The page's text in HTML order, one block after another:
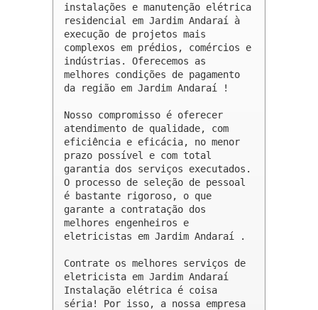
instalações e manutenção elétrica
residencial em Jardim Andaraí à
execução de projetos mais
complexos em prédios, comércios e
indústrias. Oferecemos as
melhores condições de pagamento
da região em Jardim Andaraí !
Nosso compromisso é oferecer
atendimento de qualidade, com
eficiência e eficácia, no menor
prazo possível e com total
garantia dos serviços executados.
O processo de seleção de pessoal
é bastante rigoroso, o que
garante a contratação dos
melhores engenheiros e
eletricistas em Jardim Andaraí .
Contrate os melhores serviços de
eletricista em Jardim Andaraí
Instalação elétrica é coisa
séria! Por isso, a nossa empresa